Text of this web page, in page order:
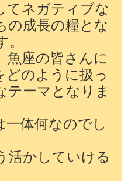
てネガティブな
の成長の糧とな
。
魚座の皆さんに
どのように扱っ
テーマとなりま
一体何なのでし
活かしていける